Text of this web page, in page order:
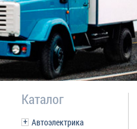
Каталог
Автоэлектрика